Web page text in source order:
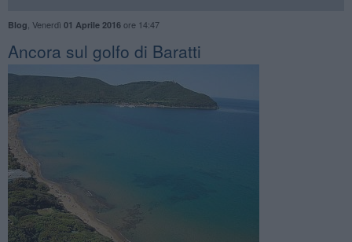
Blog Venerdì 01 Aprile 2016ore 14:47
​Ancora sul golfo di Baratti